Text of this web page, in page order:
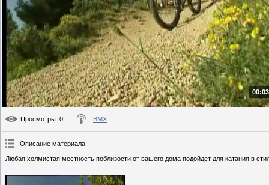
Просмотры: 0 BMX
Описание материала:
Любая холмистая местность поблизости от вашего дома подойдет для катания в